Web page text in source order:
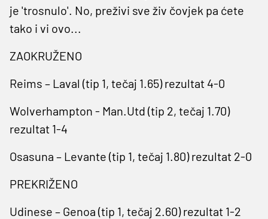
je 'trosnulo'. No, preživi sve živ čovjek pa ćete
tako i vi ovo...
ZAOKRUŽENO
Reims – Laval (tip 1, tečaj 1.65) rezultat 4-0
Wolverhampton - Man.Utd (tip 2, tečaj 1.70)
rezultat 1-4
Osasuna – Levante (tip 1, tečaj 1.80) rezultat 2-0
PREKRIŽENO
Udinese – Genoa (tip 1, tečaj 2.60) rezultat 1-2